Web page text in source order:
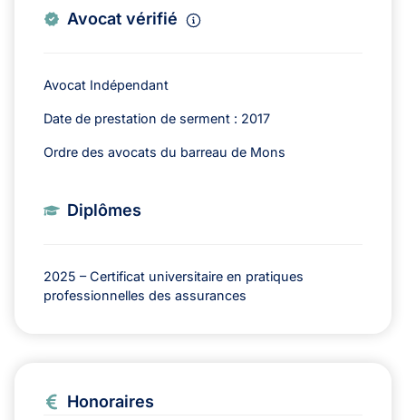
Avocat vérifié
Avocat Indépendant
Date de prestation de serment : 2017
Ordre des avocats du barreau de Mons
Diplômes
2025 – Certificat universitaire en pratiques
professionnelles des assurances
Honoraires